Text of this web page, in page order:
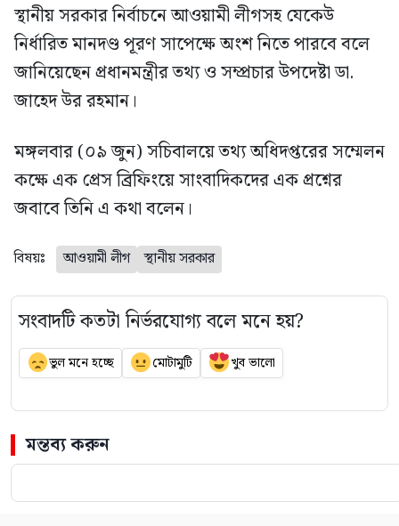
স্থানীয় সরকার নির্বাচনে আওয়ামী লীগসহ যেকেউ
নির্ধারিত মানদণ্ড পূরণ সাপেক্ষে অংশ নিতে পারবে বলে
জানিয়েছেন প্রধানমন্ত্রীর তথ্য ও সম্প্রচার উপদেষ্টা ডা.
জাহেদ উর রহমান।
মঙ্গলবার (০৯ জুন) সচিবালয়ে তথ্য অধিদপ্তরের সম্মেলন
কক্ষে এক প্রেস ব্রিফিংয়ে সাংবাদিকদের এক প্রশ্নের
জবাবে তিনি এ কথা বলেন।
বিষয়ঃ আওয়ামী লীগ স্থানীয় সরকার
সংবাদটি কতটা নির্ভরযোগ্য বলে মনে হয়?
ভুল মনে হচ্ছে মোটামুটি খুব ভালো
মন্তব্য করুন